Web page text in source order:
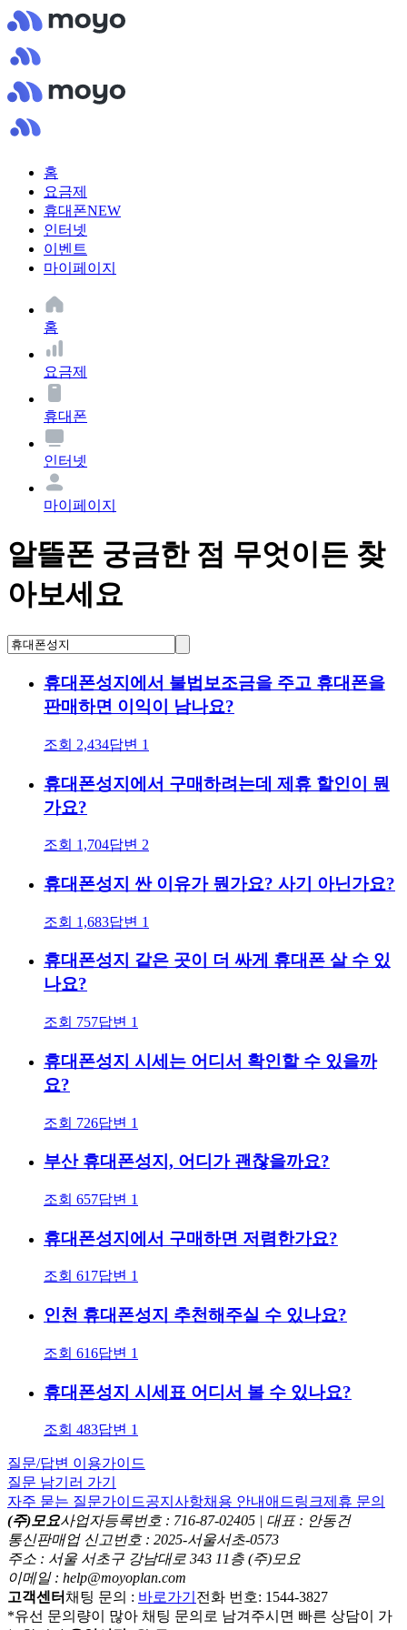
홈
요금제
휴대폰NEW
인터넷
이벤트
마이페이지
홈
요금제
휴대폰
인터넷
마이페이지
알뜰폰 궁금한 점 무엇이든 찾
아보세요
휴대폰성지에서 불법보조금을 주고 휴대폰을
판매하면 이익이 남나요?
조회 2,434답변 1
휴대폰성지에서 구매하려는데 제휴 할인이 뭔
가요?
조회 1,704답변 2
휴대폰성지 싼 이유가 뭔가요? 사기 아닌가요?
조회 1,683답변 1
휴대폰성지 같은 곳이 더 싸게 휴대폰 살 수 있
나요?
조회 757답변 1
휴대폰성지 시세는 어디서 확인할 수 있을까
요?
조회 726답변 1
부산 휴대폰성지, 어디가 괜찮을까요?
조회 657답변 1
휴대폰성지에서 구매하면 저렴한가요?
조회 617답변 1
인천 휴대폰성지 추천해주실 수 있나요?
조회 616답변 1
휴대폰성지 시세표 어디서 볼 수 있나요?
조회 483답변 1
질문/답변 이용가이드
질문 남기러 가기
자주 묻는 질문가이드공지사항채용 안내 애드링크제휴 문의
(주)모요사업자등록번호 : 716-87-02405 | 대표 : 안동건
통신판매업 신고번호 : 2025-서울서초-0573
주소 : 서울 서초구 강남대로 343 11층 (주)모요
이메일 : help@moyoplan.com
고객센터 채팅 문의 : 바로가기 전화 번호: 1544-3827
*유선 문의량이 많아 채팅 문의로 남겨주시면 빠른 상담이 가